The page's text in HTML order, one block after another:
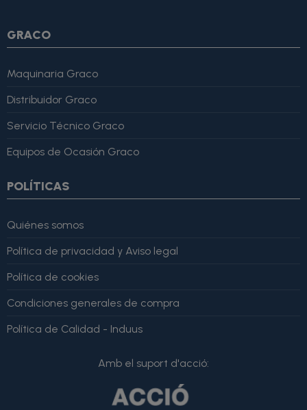
GRACO
Maquinaria Graco
Distribuidor Graco
Servicio Técnico Graco
Equipos de Ocasión Graco
POLÍTICAS
Quiénes somos
Política de privacidad y Aviso legal
Política de cookies
Condiciones generales de compra
Política de Calidad - Induus
Amb el suport d'acció: